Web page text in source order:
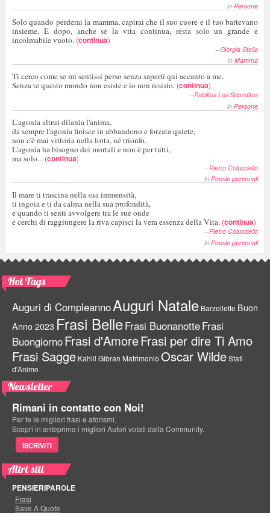
in Persone
Solo quando perderai la mamma, capirai che il suo cuore e il tuo battevano
insieme. E dopo, anche se la vita continua, resta solo un grande e
incolmabile vuoto. (continua)
--Giorgia Stella
in Mamma
Ti cerco come se mi sentissi perso senza saperti qui accanto a me.
Senza te questo mondo non esiste e io non resisto. (continua)
--Pablitos Los Sconditos
in Persone
L'agonia altrui dilania l'anima,
da sempre l'agonia finisce in abbandono e forzata quiete,
non c'è mai vittoria nella lotta, né trionfo.
L'agonia ha bisogno dei mortali e non è per tutti,
ma solo... (continua)
--Pietro Colucciello
in Poesie personali
Il mare ti trascina nella sua immensità,
ti ingoia e ti da calma nella sua profondità,
e quando ti senti avvolgere tra le sue onde
e cerchi di raggiungere la riva capisci la vera essenza della Vita. (continua)
--Pietro Colucciello
in Poesie personali
Hot Tags
Auguri di CompleannoAuguri Natale Barzellette Buon
Anno 2023 Frasi BelleFrasi BuonanotteFrasi
BuongiornoFrasi d'AmoreFrasi per dire Ti Amo
Frasi Sagge Kahlil Gibran Matrimonio Oscar WildeStati
d'Animo
Newsletter
Rimani in contatto con Noi!
Per te le migliori frasi e aforismi.
Scopri in anteprima i migliori Autori votati dalla Community.
ISCRIVITI
Altri siti
PENSIERIPAROLE
Frasi
Save A Quote